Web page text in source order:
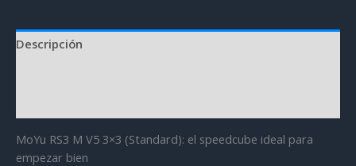
Descripción
MoYu RS3 M V5 3×3 (Standard): el speedcube ideal para
empezar bien